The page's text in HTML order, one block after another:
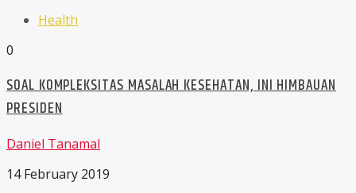
Health
0
SOAL KOMPLEKSITAS MASALAH KESEHATAN, INI HIMBAUAN
PRESIDEN
Daniel Tanamal
14 February 2019